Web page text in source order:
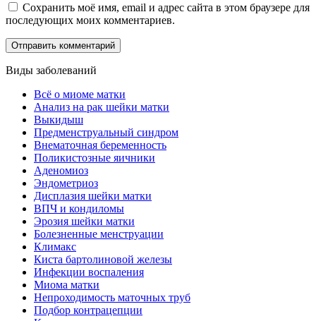
Сохранить моё имя, email и адрес сайта в этом браузере для
последующих моих комментариев.
Виды заболеваний
Всё о миоме матки
Анализ на рак шейки матки
Выкидыш
Предменструальный синдром
Внематочная беременность
Поликистозные яичники
Аденомиоз
Эндометриоз
Дисплазия шейки матки
ВПЧ и кондиломы
Эрозия шейки матки
Болезненные менструации
Климакс
Киста бартолиновой железы
Инфекции воспаления
Миома матки
Непроходимость маточных труб
Подбор контрацепции